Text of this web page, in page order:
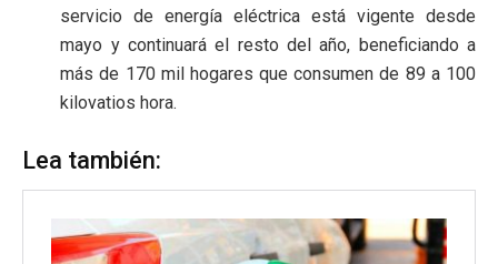
servicio de energía eléctrica está vigente desde
mayo y continuará el resto del año, beneficiando a
más de 170 mil hogares que consumen de 89 a 100
kilovatios hora.
Lea también: